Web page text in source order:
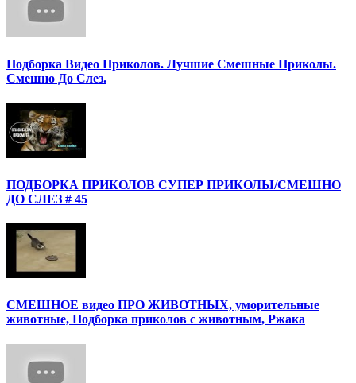
Подборка Видео Приколов. Лучшие Смешные Приколы.
Смешно До Слез.
ПОДБОРКА ПРИКОЛОВ СУПЕР ПРИКОЛЫ/СМЕШНО
ДО СЛЕЗ # 45
СМЕШНОЕ видео ПРО ЖИВОТНЫХ, уморительные
животные, Подборка приколов с животным, Ржака